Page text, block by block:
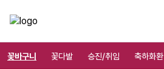
꽃바구니 꽃다발 승진/취임 축하화환